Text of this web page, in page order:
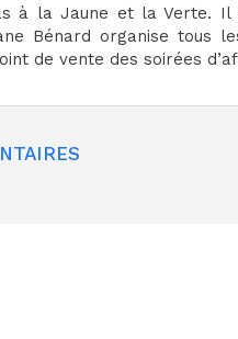
à la Jaune et la Verte. Il
Bénard organise tous
de vente des soirées